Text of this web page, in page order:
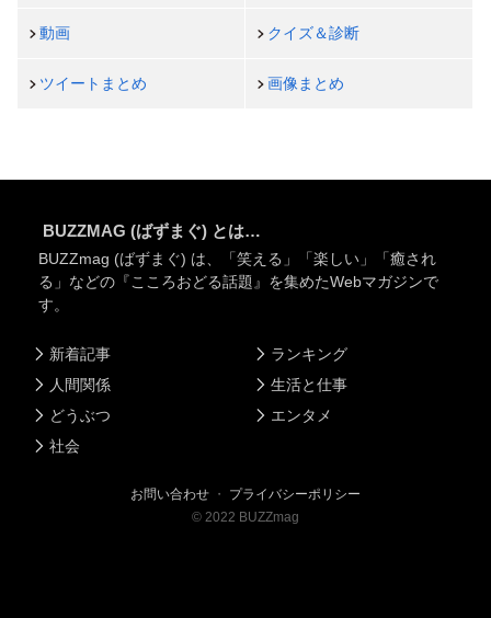
動画 クイズ＆診断
ツイートまとめ 画像まとめ
BUZZMAG (ばずまぐ) とは…
BUZZmag (ばずまぐ) は、「笑える」「楽しい」「癒され
る」などの『こころおどる話題』を集めたWebマガジンで
す。
新着記事
人間関係
どうぶつ
社会
ランキング
生活と仕事
エンタメ
お問い合わせ ・ プライバシーポリシー
© 2022 BUZZmag